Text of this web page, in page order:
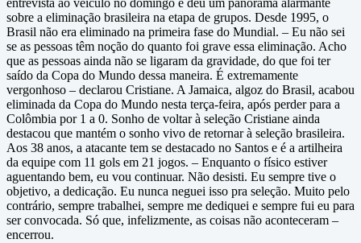
entrevista ao veículo no domingo e deu um panorama alarmante
sobre a eliminação brasileira na etapa de grupos. Desde 1995, o
Brasil não era eliminado na primeira fase do Mundial. – Eu não sei
se as pessoas têm noção do quanto foi grave essa eliminação. Acho
que as pessoas ainda não se ligaram da gravidade, do que foi ter
saído da Copa do Mundo dessa maneira. É extremamente
vergonhoso – declarou Cristiane. A Jamaica, algoz do Brasil, acabou
eliminada da Copa do Mundo nesta terça-feira, após perder para a
Colômbia por 1 a 0. Sonho de voltar à seleção Cristiane ainda
destacou que mantém o sonho vivo de retornar à seleção brasileira.
Aos 38 anos, a atacante tem se destacado no Santos e é a artilheira
da equipe com 11 gols em 21 jogos. – Enquanto o físico estiver
aguentando bem, eu vou continuar. Não desisti. Eu sempre tive o
objetivo, a dedicação. Eu nunca neguei isso pra seleção. Muito pelo
contrário, sempre trabalhei, sempre me dediquei e sempre fui eu para
ser convocada. Só que, infelizmente, as coisas não aconteceram –
encerrou.